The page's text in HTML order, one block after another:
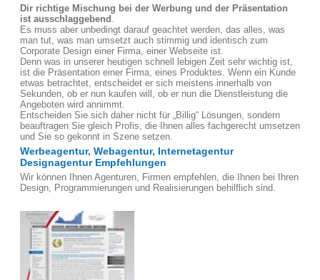
Dir richtige Mischung bei der Werbung und der Präsentation
ist ausschlaggebend .
Es muss aber unbedingt darauf geachtet werden, das alles, was
man tut, was man umsetzt auch stimmig und identisch zum
Corporate Design einer Firma, einer Webseite ist.
Denn was in unserer heutigen schnell lebigen Zeit sehr wichtig ist,
ist die Präsentation einer Firma, eines Produktes. Wenn ein Kunde
etwas betrachtet, entscheidet er sich meistens innerhalb von
Sekunden, ob er nun kaufen will, ob er nun die Dienstleistung die
Angeboten wird annimmt.
Entscheiden Sie sich daher nicht für „Billig“ Lösungen, sondern
beauftragen Sie gleich Profis, die Ihnen alles fachgerecht umsetzen
und Sie so gekonnt in Szene setzen.
Werbeagentur, Webagentur, Internetagentur
Designagentur Empfehlungen
Wir können Ihnen Agenturen, Firmen empfehlen, die Ihnen bei Ihren
Design, Programmierungen und Realisierungen behilflich sind.